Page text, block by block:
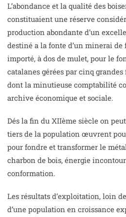
L’abondance et la qualité des
constituaient une réserve
production abondante d’un
destiné a la fonte d’un minerai
importé, à dos de mulet, pour le
catalanes gérées par cinq grandes
dont la minutieuse comptabilité
archive économique et sociale.
Dés la fin du XIIème siècle on
tiers de la population œuvrent
pour fondre et transformer le
charbon de bois, énergie
conformation.
Les résultats d’exploitation, loin
d’une population en croissance